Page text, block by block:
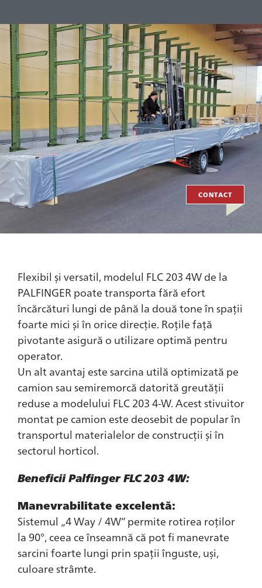
CONTACT
Flexibil și versatil, modelul FLC 203 4W de la
PALFINGER poate transporta fără efort
încărcături lungi de până la două tone în spații
foarte mici și în orice direcție. Roțile față
pivotante asigură o utilizare optimă pentru
operator.
Un alt avantaj este sarcina utilă optimizată pe
camion sau semiremorcă datorită greutății
reduse a modelului FLC 203 4-W. Acest stivuitor
montat pe camion este deosebit de popular în
transportul materialelor de construcții și în
sectorul horticol.
Beneficii Palfinger FLC 203 4W:
Manevrabilitate excelentă:
Sistemul „4 Way / 4W” permite rotirea roților
la 90°, ceea ce înseamnă că pot fi manevrate
sarcini foarte lungi prin spații înguste, uși,
culoare strâmte.